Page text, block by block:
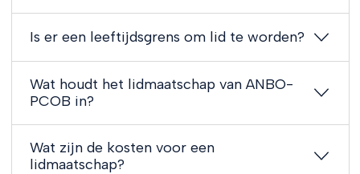
Is er een leeftijdsgrens om lid te worden?
Wat houdt het lidmaatschap van ANBO-
PCOB in?
Wat zijn de kosten voor een
lidmaatschap?